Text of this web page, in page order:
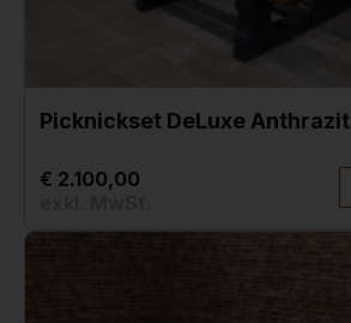
Picknickset DeLuxe Anthrazit
€ 2.100,00